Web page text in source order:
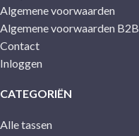
Algemene voorwaarden
Algemene voorwaarden B2B
Contact
Inloggen
CATEGORIËN
Alle tassen